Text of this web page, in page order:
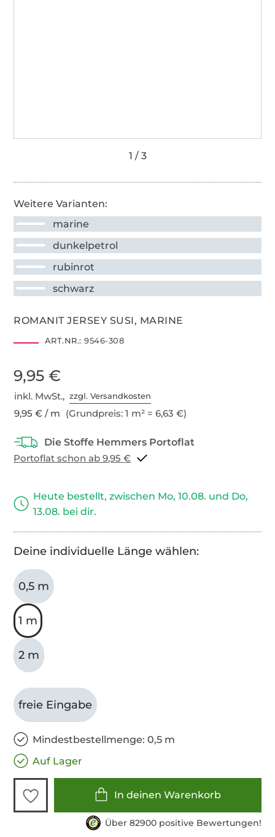
Weitere Varianten:
marine
dunkelpetrol
rubinrot
schwarz
ROMANIT JERSEY SUSI, MARINE
ART.NR.: 9546-308
9,95 €
inkl. MwSt.,zzgl. Versandkosten
9,95 € / m (Grundpreis: 1 m² = 6,63 €)
Portoflat schon ab 9,95 €
Heute bestellt, zwischen Mo, 10.08. und Do,
13.08. bei dir.
Deine individuelle Länge wählen:
0,5 m
1 m
2 m
freie Eingabe
Mindestbestellmenge: 0,5 m
Auf Lager
In deinen Warenkorb
Über 82900 positive Bewertungen!